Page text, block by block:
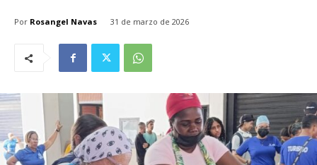
Por Rosangel Navas 31 de marzo de 2026